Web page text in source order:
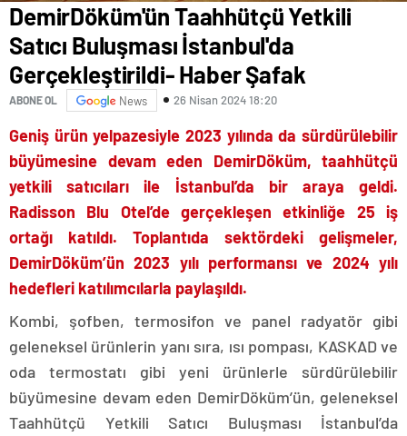
DemirDöküm'ün Taahhütçü Yetkili
Satıcı Buluşması İstanbul'da
Gerçekleştirildi- Haber Şafak
ABONE OL News 26 Nisan 2024 18:20
Geniş ürün yelpazesiyle 2023 yılında da sürdürülebilir
büyümesine devam eden DemirDöküm, taahhütçü
yetkili satıcıları ile İstanbul’da bir araya geldi.
Radisson Blu Otel’de gerçekleşen etkinliğe 25 iş
ortağı katıldı. Toplantıda sektördeki gelişmeler,
DemirDöküm’ün 2023 yılı performansı ve 2024 yılı
hedefleri katılımcılarla paylaşıldı.
Kombi, şofben, termosifon ve panel radyatör gibi
geleneksel ürünlerin yanı sıra, ısı pompası, KASKAD ve
oda termostatı gibi yeni ürünlerle sürdürülebilir
büyümesine devam eden DemirDöküm’ün, geleneksel
Taahhütçü Yetkili Satıcı Buluşması İstanbul’da